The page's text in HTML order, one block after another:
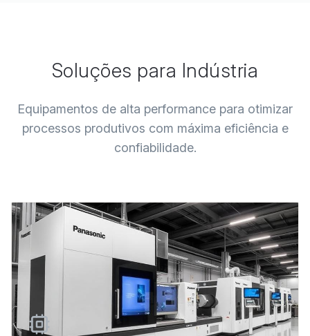
Soluções para Indústria
Equipamentos de alta performance para otimizar
processos produtivos com máxima eficiência e
confiabilidade.